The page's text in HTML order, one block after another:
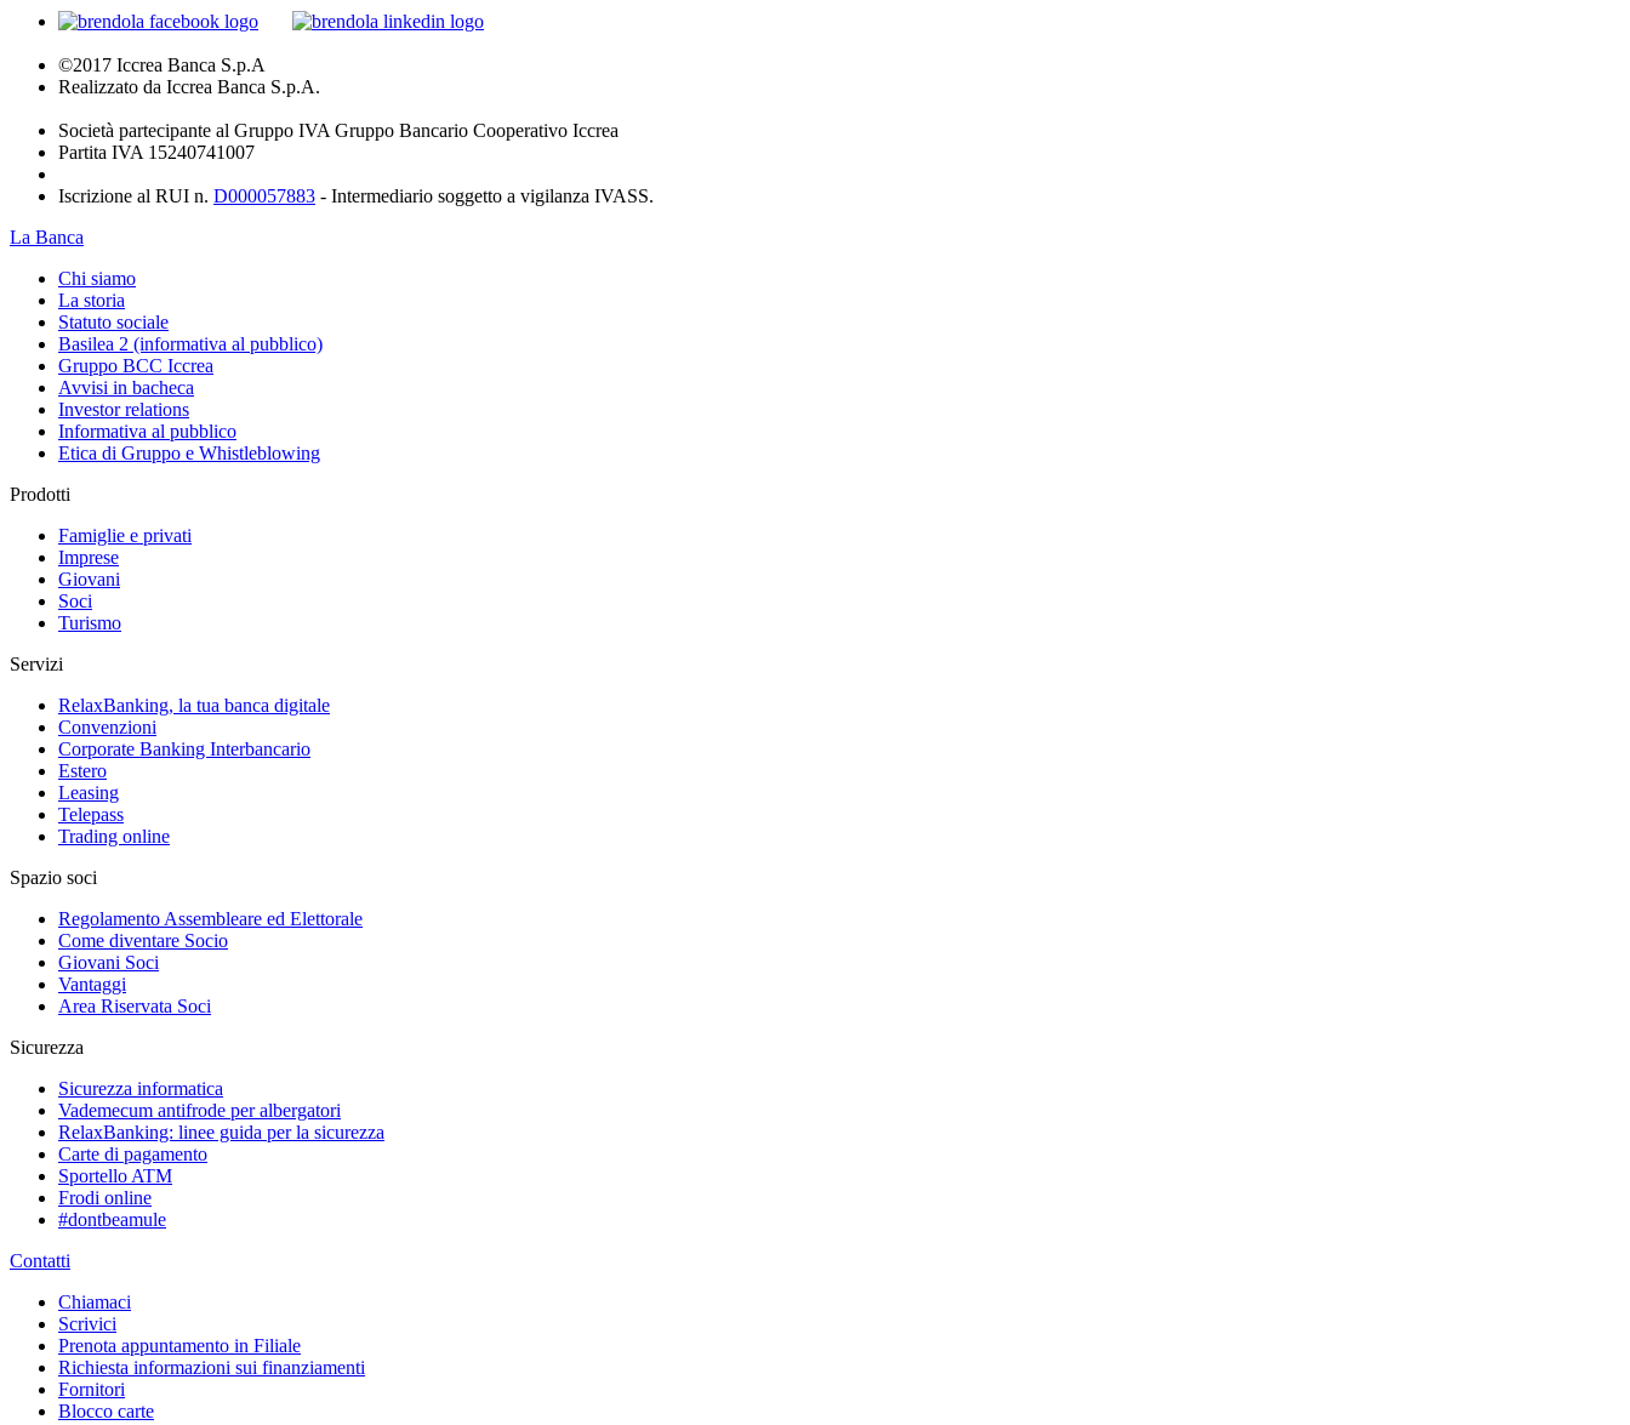
©2017 Iccrea Banca S.p.A
Realizzato da Iccrea Banca S.p.A.
Società partecipante al Gruppo IVA Gruppo Bancario Cooperativo Iccrea
Partita IVA 15240741007
Iscrizione al RUI n. D000057883 - Intermediario soggetto a vigilanza IVASS.
La Banca
Chi siamo
La storia
Statuto sociale
Basilea 2 (informativa al pubblico)
Gruppo BCC Iccrea
Avvisi in bacheca
Investor relations
Informativa al pubblico
Etica di Gruppo e Whistleblowing
Prodotti
Famiglie e privati
Imprese
Giovani
Soci
Turismo
Servizi
RelaxBanking, la tua banca digitale
Convenzioni
Corporate Banking Interbancario
Estero
Leasing
Telepass
Trading online
Spazio soci
Regolamento Assembleare ed Elettorale
Come diventare Socio
Giovani Soci
Vantaggi
Area Riservata Soci
Sicurezza
Sicurezza informatica
Vademecum antifrode per albergatori
RelaxBanking: linee guida per la sicurezza
Carte di pagamento
Sportello ATM
Frodi online
#dontbeamule
Contatti
Chiamaci
Scrivici
Prenota appuntamento in Filiale
Richiesta informazioni sui finanziamenti
Fornitori
Blocco carte